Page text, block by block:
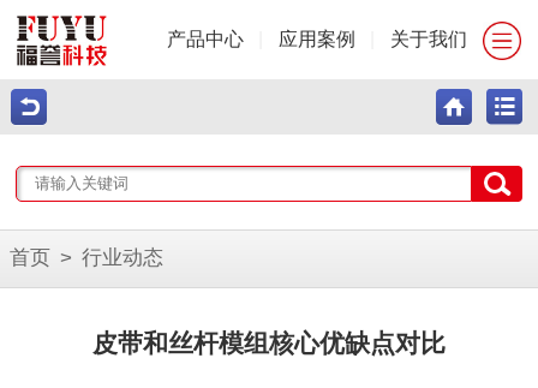
产品中心 应用案例 关于我们
首页 > 行业动态
皮带和丝杆模组核心优缺点对比